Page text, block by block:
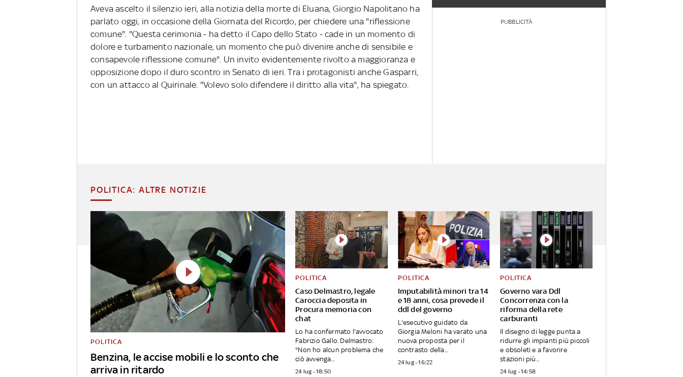
Aveva ascelto il silenzio ieri, alla notizia della morte di Eluana, Giorgio Napolitano ha
parlato oggi, in occasione della Giornata del Ricordo, per chiedere una "riflessione
comune". "Questa cerimonia - ha detto il Capo dello Stato - cade in un momento di
dolore e turbamento nazionale, un momento che può divenire anche di sensibile e
consapevole riflessione comune". Un invito evidentemente rivolto a maggioranza e
opposizione dopo il duro scontro in Senato di ieri. Tra i protagonisti anche Gasparri,
con un attacco al Quirinale. "Volevo solo difendere il diritto alla vita", ha spiegato.
PUBBLICITÀ
POLITICA: ALTRE NOTIZIE
Benzina, le accise mobili e lo sconto che
arriva in ritardo
POLITICA
Caso Delmastro, legale
Caroccia deposita in
Procura memoria con
chat
POLITICA
Lo ha confermato l'avvocato
Fabrizio Gallo. Delmastro:
"Non ho alcun problema che
ciò avvenga...
24 lug - 18:50
Imputabilità minori tra 14
e 18 anni, cosa prevede il
ddl del governo
POLITICA
L'esecutivo guidato da
Giorgia Meloni ha varato una
nuova proposta per il
contrasto della...
24 lug - 16:22
Governo vara Ddl
Concorrenza con la
riforma della rete
carburanti
POLITICA
Il disegno di legge punta a
ridurre gli impianti più piccoli
e obsoleti e a favorire
stazioni più...
24 lug - 14:58